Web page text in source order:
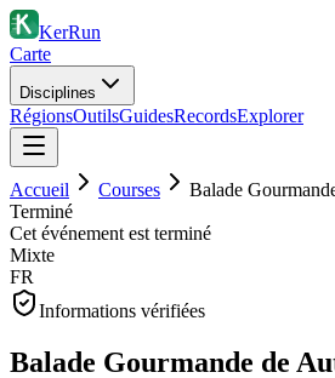
KerRun
Carte
Disciplines
RégionsOutilsGuidesRecordsExplorer
Accueil Courses
Balade
Terminé
Cet événement est terminé
Mixte
FR
Informations vérifiées
Balade Gourmande de